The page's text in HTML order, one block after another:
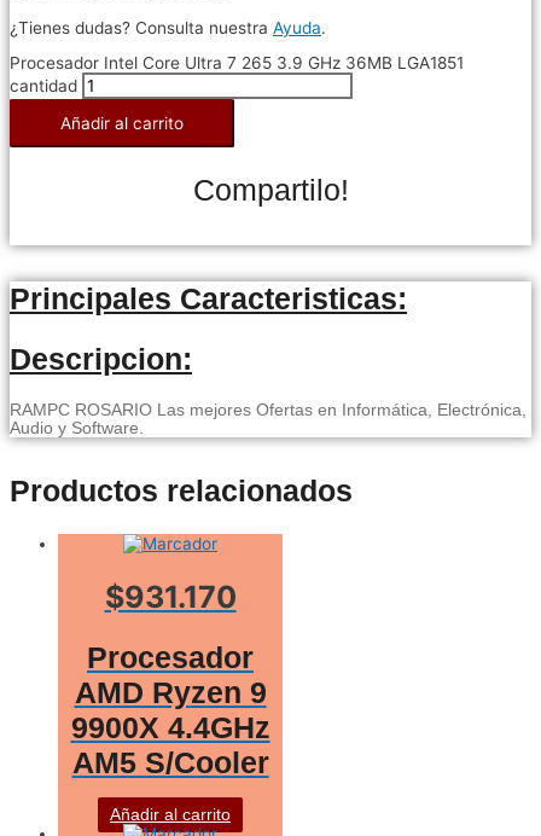
¿Tienes dudas? Consulta nuestra Ayuda.
Procesador Intel Core Ultra 7 265 3.9 GHz 36MB LGA1851
cantidad
Añadir al carrito
Compartilo!
Principales Caracteristicas:
Descripcion:
RAMPC ROSARIO Las mejores Ofertas en Informática, Electrónica,
Audio y Software.
Productos relacionados
$931.170
Procesador
AMD Ryzen 9
9900X 4.4GHz
AM5 S/Cooler
Añadir al carrito